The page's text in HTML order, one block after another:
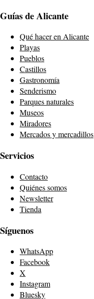
Guías de Alicante
Qué hacer en Alicante
Playas
Pueblos
Castillos
Gastronomía
Senderismo
Parques naturales
Museos
Miradores
Mercados y mercadillos
Servicios
Contacto
Quiénes somos
Newsletter
Tienda
Síguenos
WhatsApp
Facebook
X
Instagram
Bluesky